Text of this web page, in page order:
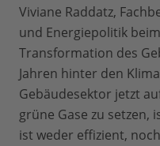
Viviane Raddatz,
und Energiepolitik
Transformation des
Jahren hinter den
Gebäudesektor jetzt
grüne Gase zu setzen,
ist weder effizient,